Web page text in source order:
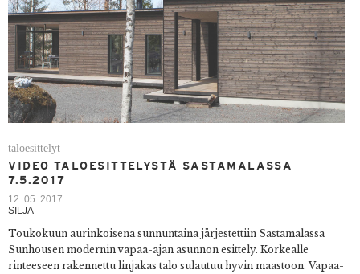
taloesittelyt
VIDEO TALOESITTELYSTÄ SASTAMALASSA
7.5.2017
12. 05. 2017
SILJA
Toukokuun aurinkoisena sunnuntaina järjestettiin Sastamalassa
Sunhousen modernin vapaa-ajan asunnon esittely. Korkealle
rinteeseen rakennettu linjakas talo sulautuu hyvin maastoon. Vapaa-